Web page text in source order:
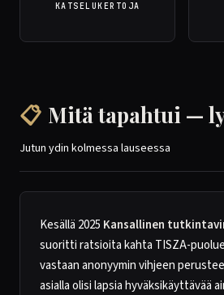
KATSELUKERTOJA
📋 Mitä tapahtui —
Jutun ydin kolmessa lauseessa
Kesällä 2025 Kansallinen
suoritti ratsioita kahta TISZA-
vastaan anonyymin vihjeen
asialla olisi lapsia hyväksikäyttävää